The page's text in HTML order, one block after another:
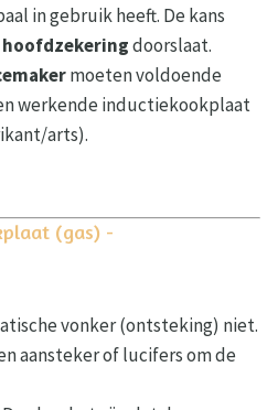
in gebruik heeft. De kans
hoofdzekeringdoorslaat.
moeten voldoende
werkende inductiekookplaat
arts).
(gas) -
vonker (ontsteking) niet.
aansteker of lucifers om de